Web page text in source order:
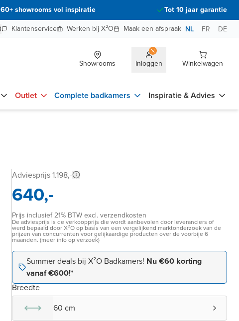
60+ showrooms vol inspiratie
Tot 10 jaar garantie
Klantenservice Werken bij X²O Maak een afspraak NL FR DE
Showrooms Inloggen Winkelwagen
Outlet Complete badkamers Inspiratie & Advies
Adviesprijs 1.198,-
640,-
Prijs inclusief 21% BTW excl. verzendkosten
De adviesprijs is de verkoopprijs die wordt aanbevolen door leveranciers of
werd bepaald door X²O op basis van een vergelijkend marktonderzoek van de
prijzen van concurrenten voor gelijkaardige producten over de voorbije 6
maanden. (meer info op verzoek)
Summer deals bij X²O Badkamers! Nu €60 korting
vanaf €600!*
Breedte
60 cm